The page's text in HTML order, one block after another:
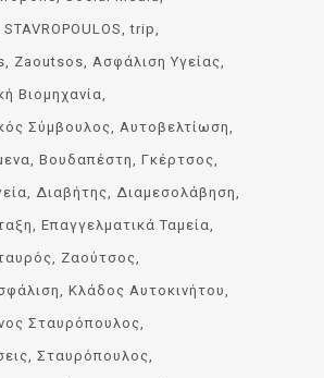
STAVROPOULOS
trip
Zaoutsos
Ασφάλιση Υγείας
Βιομηχανία
Σύμβουλος
Αυτοβελτίωση
Βουδαπέστη
Γκέρτσος
Διαβήτης
Διαμεσολάβηση
Επαγγελματικά Ταμεία
Ζαούτσος
Κλάδος Αυτοκινήτου
Σταυρόπουλος
Σταυρόπουλος